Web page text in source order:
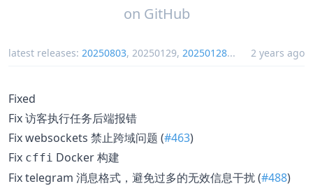
on GitHub
latest releases: 20250803, 20250129, 20250128... 2 years ago
Fixed
Fix 访客执行任务后端报错
Fix websockets 禁止跨域问题 (#463)
Fix cffi Docker 构建
Fix telegram 消息格式，避免过多的无效信息干扰 (#488)